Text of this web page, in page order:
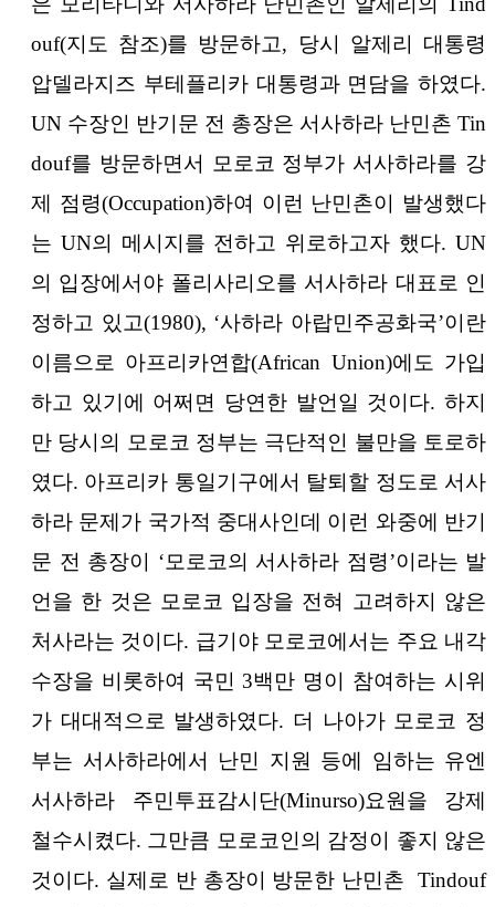
ouf(지도 참조)를 방문하고, 당시 알제리 대통령
압델라지즈 부테플리카 대통령과 면담을 하였다.
UN 수장인 반기문 전 총장은 서사하라 난민촌 Tin
douf를 방문하면서 모로코 정부가 서사하라를 강
제 점령(Occupation)하여 이런 난민촌이 발생했다
는 UN의 메시지를 전하고 위로하고자 했다. UN
의 입장에서야 폴리사리오를 서사하라 대표로 인
정하고 있고(1980), ‘사하라 아랍민주공화국’이란
이름으로 아프리카연합(African Union)에도 가입
하고 있기에 어쩌면 당연한 발언일 것이다. 하지
만 당시의 모로코 정부는 극단적인 불만을 토로하
였다. 아프리카 통일기구에서 탈퇴할 정도로 서사
하라 문제가 국가적 중대사인데 이런 와중에 반기
문 전 총장이 ‘모로코의 서사하라 점령’이라는 발
언을 한 것은 모로코 입장을 전혀 고려하지 않은
처사라는 것이다. 급기야 모로코에서는 주요 내각
수장을 비롯하여 국민 3백만 명이 참여하는 시위
가 대대적으로 발생하였다. 더 나아가 모로코 정
부는 서사하라에서 난민 지원 등에 임하는 유엔
서사하라 주민투표감시단(Minurso)요원을 강제
철수시켰다. 그만큼 모로코인의 감정이 좋지 않은
것이다. 실제로 반 총장이 방문한 난민촌 Tindouf